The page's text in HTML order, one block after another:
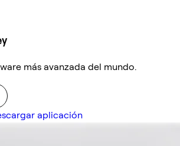
más avanzada del mundo.
aplicación